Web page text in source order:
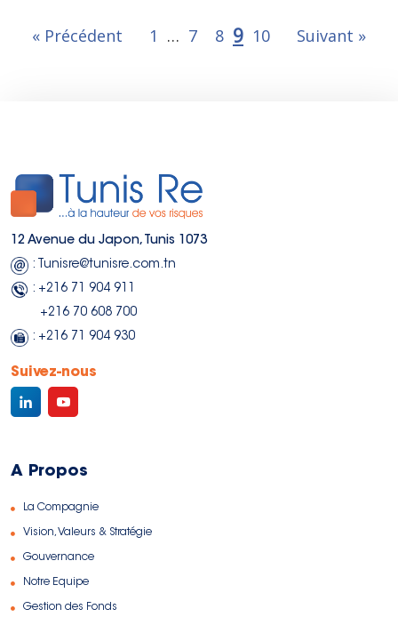
« Précédent 1 … 7 8 9 10 Suivant »
12 Avenue du Japon, Tunis 1073
: Tunisre@tunisre.com.tn
: +216 71 904 911
+216 70 608 700
: +216 71 904 930
Suivez-nous
A Propos
La Compagnie
Vision, Valeurs & Stratégie
Gouvernance
Notre Equipe
Gestion des Fonds